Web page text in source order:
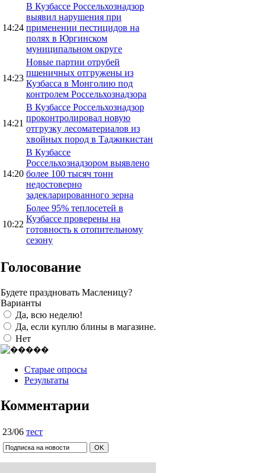
14:24
В Кузбассе Россельхознадзор
выявил нарушения при
применении пестицидов на
полях в Юргинском
муниципальном округе
14:23
Новые партии отрубей
пшеничных отгружены из
Кузбасса в Монголию под
контролем Россельхознадзора
14:21
В Кузбассе Россельхознадзор
проконтролировал новую
отгрузку лесоматериалов из
хвойных пород в Таджикистан
14:20
В Кузбассе
Россельхознадзором выявлено
более 100 тысяч тонн
недостоверно
задекларированного зерна
10:22
Более 95% теплосетей в
Кузбассе проверены на
готовность к отопительному
сезону
Голосование
Будете праздновать Масленицу?
Варианты
Да, всю неделю!
Да, если куплю блины в магазине.
Нет
Старые опросы
Результаты
Комментарии
23/06 тест